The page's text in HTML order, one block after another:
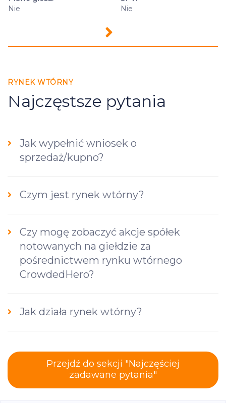
Nie
Nie
RYNEK WTÓRNY
Najczęstsze pytania
Jak wypełnić wniosek o
sprzedaż/kupno?
Czym jest rynek wtórny?
Czy mogę zobaczyć akcje spółek
notowanych na giełdzie za
pośrednictwem rynku wtórnego
CrowdedHero?
Jak działa rynek wtórny?
Przejdź do sekcji "Najczęściej
zadawane pytania"